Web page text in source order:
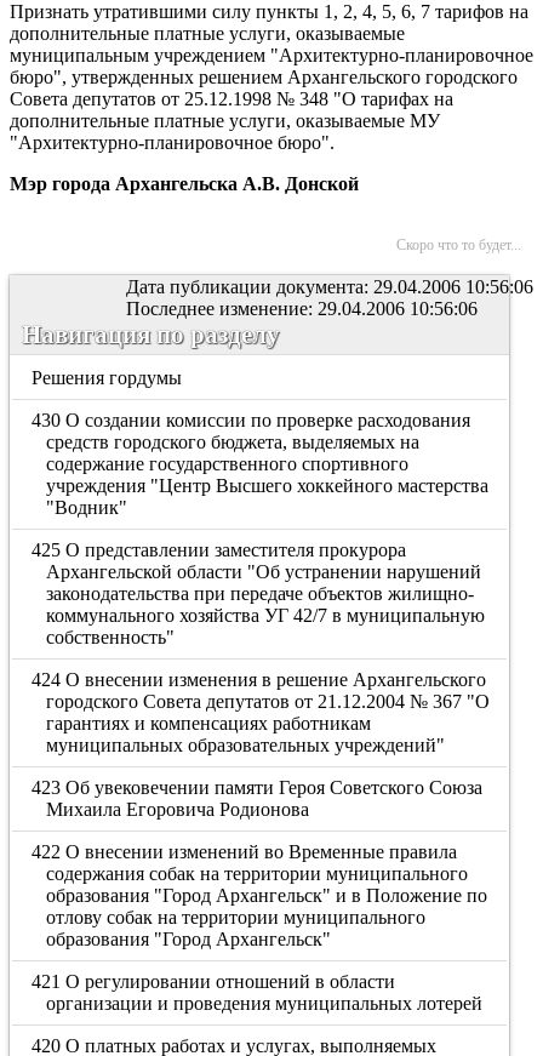
Признать утратившими силу пункты 1, 2, 4, 5, 6, 7 тарифов на
дополнительные платные услуги, оказываемые
муниципальным учреждением "Архитектурно-планировочное
бюро", утвержденных решением Архангельского городского
Совета депутатов от 25.12.1998 № 348 "О тарифах на
дополнительные платные услуги, оказываемые МУ
"Архитектурно-планировочное бюро".
Мэр города Архангельска А.В. Донской
Скоро что то будет...
Дата публикации документа: 29.04.2006 10:56:06
Последнее изменение: 29.04.2006 10:56:06
Навигация по разделу
Решения гордумы
430 О создании комиссии по проверке расходования
средств городского бюджета, выделяемых на
содержание государственного спортивного
учреждения "Центр Высшего хоккейного мастерства
"Водник"
425 О представлении заместителя прокурора
Архангельской области "Об устранении нарушений
законодательства при передаче объектов жилищно-
коммунального хозяйства УГ 42/7 в муниципальную
собственность"
424 О внесении изменения в решение Архангельского
городского Совета депутатов от 21.12.2004 № 367 "О
гарантиях и компенсациях работникам
муниципальных образовательных учреждений"
423 Об увековечении памяти Героя Советского Союза
Михаила Егоровича Родионова
422 О внесении изменений во Временные правила
содержания собак на территории муниципального
образования "Город Архангельск" и в Положение по
отлову собак на территории муниципального
образования "Город Архангельск"
421 О регулировании отношений в области
организации и проведения муниципальных лотерей
420 О платных работах и услугах, выполняемых